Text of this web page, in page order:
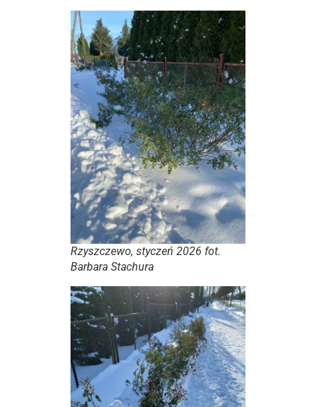
Rzyszczewo, styczeń 2026 fot.
Barbara Stachura